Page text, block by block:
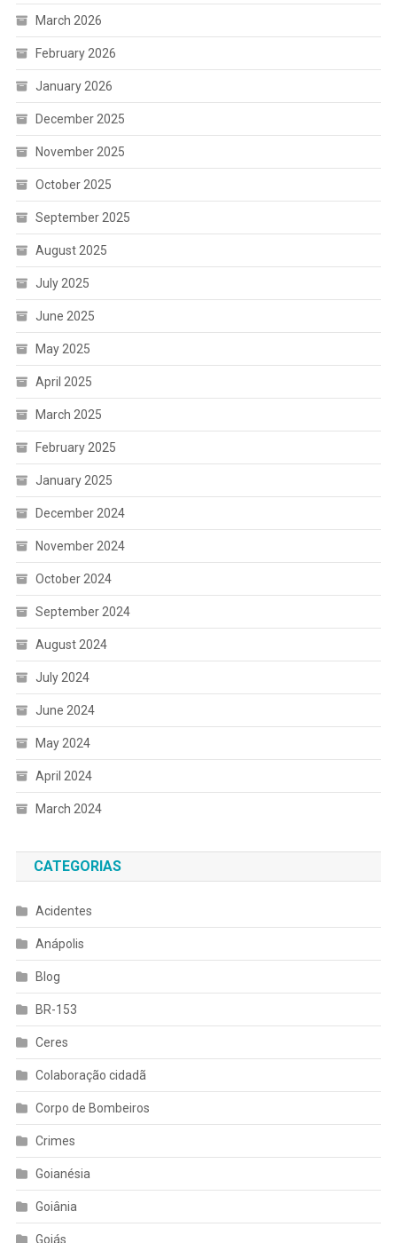
March 2026
February 2026
January 2026
December 2025
November 2025
October 2025
September 2025
August 2025
July 2025
June 2025
May 2025
April 2025
March 2025
February 2025
January 2025
December 2024
November 2024
October 2024
September 2024
August 2024
July 2024
June 2024
May 2024
April 2024
March 2024
CATEGORIAS
Acidentes
Anápolis
Blog
BR-153
Ceres
Colaboração cidadã
Corpo de Bombeiros
Crimes
Goianésia
Goiânia
Goiás